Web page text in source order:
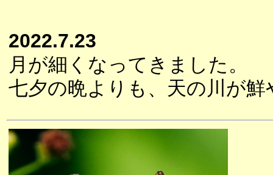
2022.7.23
月が細くなってきました。
七夕の晩よりも、天の川が